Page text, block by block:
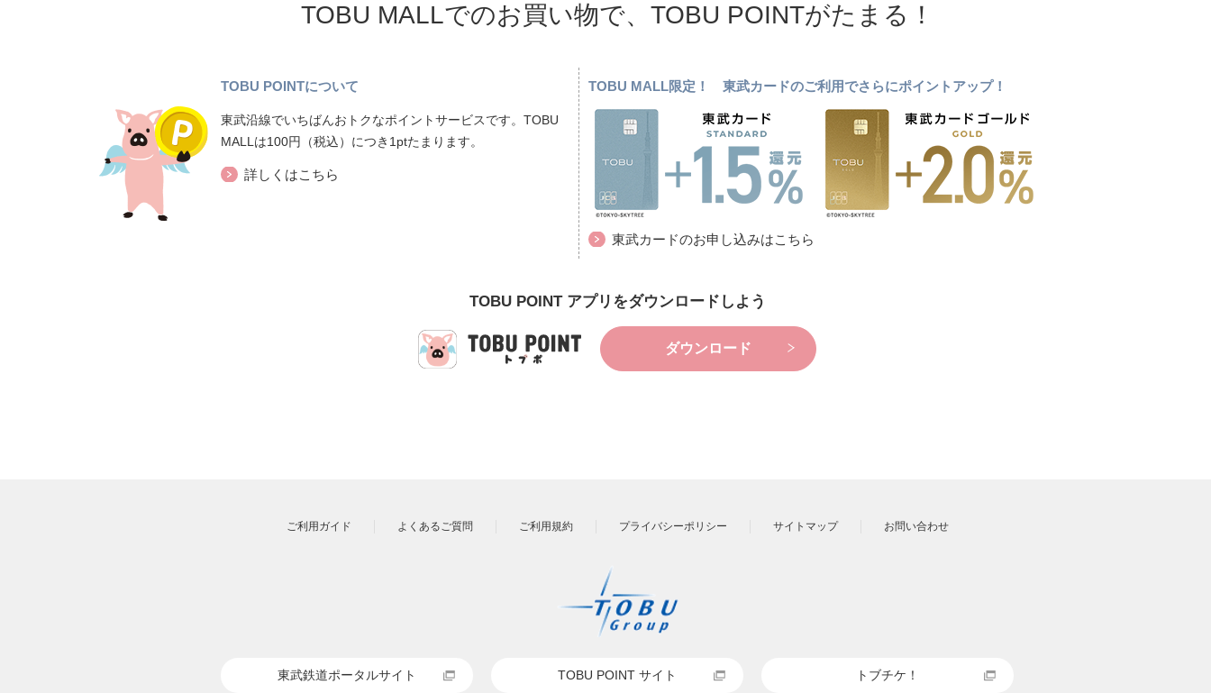
TOBU MALLでのお買い物で、TOBU POINTがたまる！
TOBU POINTについて
東武沿線でいちばんおトクなポイントサービスです。TOBU
MALLは100円（税込）につき1ptたまります。
詳しくはこちら
TOBU MALL限定！ 東武カードのご利用でさらにポイントアップ！
東武カードのお申し込みはこちら
TOBU POINT アプリをダウンロードしよう
ダウンロード
ご利用ガイド よくあるご質問 ご利用規約 プライバシーポリシー サイトマップ お問い合わせ
東武鉄道ポータルサイト TOBU POINT サイト トブチケ！